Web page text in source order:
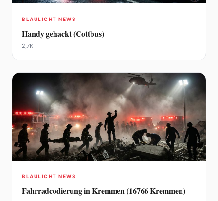
BLAULICHT NEWS
Handy gehackt (Cottbus)
2,7K
BLAULICHT NEWS
Fahrradcodierung in Kremmen (16766 Kremmen)